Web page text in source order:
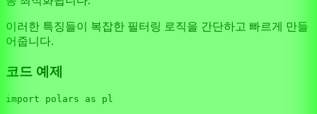
이러한 특징들이 복잡한 필터링 로직을 간단하고 빠르게 만들
어줍니다.
코드 예제
import polars as pl